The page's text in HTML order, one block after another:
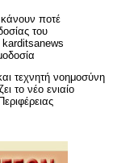
ποτέ
του
karditsanews
τεχνητή νοημοσύνη
το νέο ενιαίο